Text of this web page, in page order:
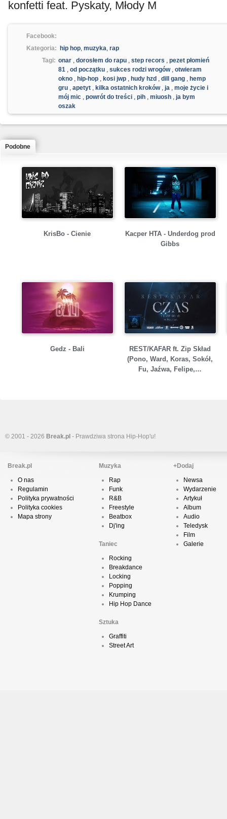
konfetti feat. Pyskaty, Młody M
Facebook:
Kategoria:
hip hop, muzyka, rap
Tagi: onar , dorosłem do rapu , step recors , pezet płomień
81 , od początku , sukces rodzi wrogów, otwieram
okno , hip-hop , kosi jwp , hudy hzd , dill gang , hemp
gru , apetyt , kilka ostatnich kroków, ja , moje życie i
mój mic , powrót do treści , pih , miuosh , ja bym
oszak
Podobne
KrisBo - Cienie
Kacper HTA - Underdog prod
Gibbs
Gedz - Bali
REST/KAFAR ft. Zip Skład
(Pono, Ward, Koras, Sokół,
Fu, Jaźwa, Felipe,…
© 2001 - 2026 Break.pl - Prawdziwa strona Hip-Hop'u!
Break.pl
O nas
Regulamin
Polityka prywatności
Polityka cookies
Mapa strony
Muzyka
Rap
Funk
R&B
Freestyle
Beatbox
Dj'ing
Taniec
Rocking
Breakdance
Locking
Popping
Krumping
Hip Hop Dance
Sztuka
Graffiti
Street Art
+Dodaj
Newsa
Wydarzenie
Artykuł
Album
Audio
Teledysk
Film
Galerie